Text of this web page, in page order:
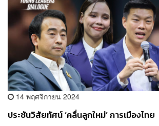
14 พฤศจิกายน 2024
ประชันวิสัยทัศน์ ‘คลื่นลูกใหม่’ การเมืองไทย